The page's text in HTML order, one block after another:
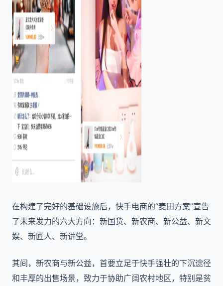
在构建了完好的基础设施后，快手电商的“麦田方案”宣告
了未来发力的六大方向：新国货、新农商、新公益、新文
娱、新匠人、新讲堂。
其间，新农商与新公益，首要立足于快手强壮的下沉途径
和丰厚的出售场景，致力于协助广阔农村地区，特别是贫